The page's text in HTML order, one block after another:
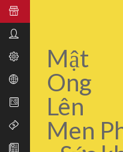
Mật
Ong
Lên
Men